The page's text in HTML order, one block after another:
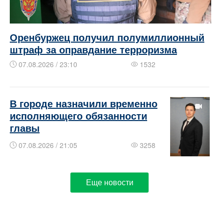
Оренбуржец получил полумиллионный
штраф за оправдание терроризма
07.08.2026 / 23:10 1532
В городе назначили временно
исполняющего обязанности
главы
07.08.2026 / 21:05 3258
Еще новости